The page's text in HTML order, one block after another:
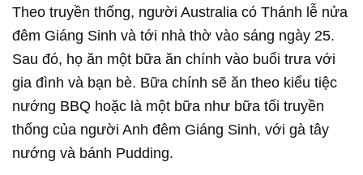
Theo truyền thống, người Australia có Thánh lễ nửa
đêm Giáng Sinh và tới nhà thờ vào sáng ngày 25.
Sau đó, họ ăn một bữa ăn chính vào buổi trưa với
gia đình và bạn bè. Bữa chính sẽ ăn theo kiểu tiệc
nướng BBQ hoặc là một bữa như bữa tối truyền
thống của người Anh đêm Giáng Sinh, với gà tây
nướng và bánh Pudding.